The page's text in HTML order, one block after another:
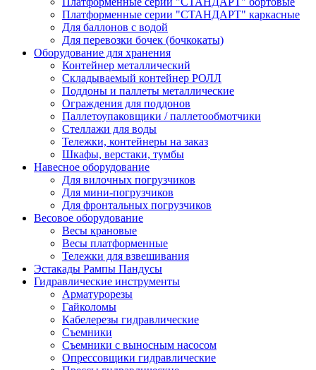
Платформенные серии "СТАНДАРТ" каркасные
Для баллонов с водой
Для перевозки бочек (бочкокаты)
Оборудование для хранения
Контейнер металлический
Складываемый контейнер РОЛЛ
Поддоны и паллеты металлические
Ограждения для поддонов
Паллетоупаковщики / паллетообмотчики
Стеллажи для воды
Тележки, контейнеры на заказ
Шкафы, верстаки, тумбы
Навесное оборудование
Для вилочных погрузчиков
Для мини-погрузчиков
Для фронтальных погрузчиков
Весовое оборудование
Весы крановые
Весы платформенные
Тележки для взвешивания
Эстакады Рампы Пандусы
Гидравлические инструменты
Арматурорезы
Гайколомы
Кабелерезы гидравлические
Съемники
Съемники с выносным насосом
Опрессовщики гидравлические